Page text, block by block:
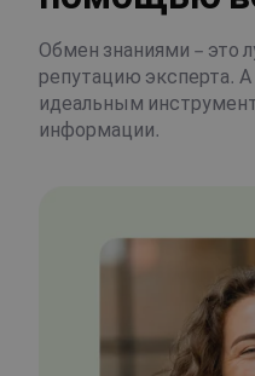
Обмен знаниями – это
репутацию эксперта.
идеальным
информации.